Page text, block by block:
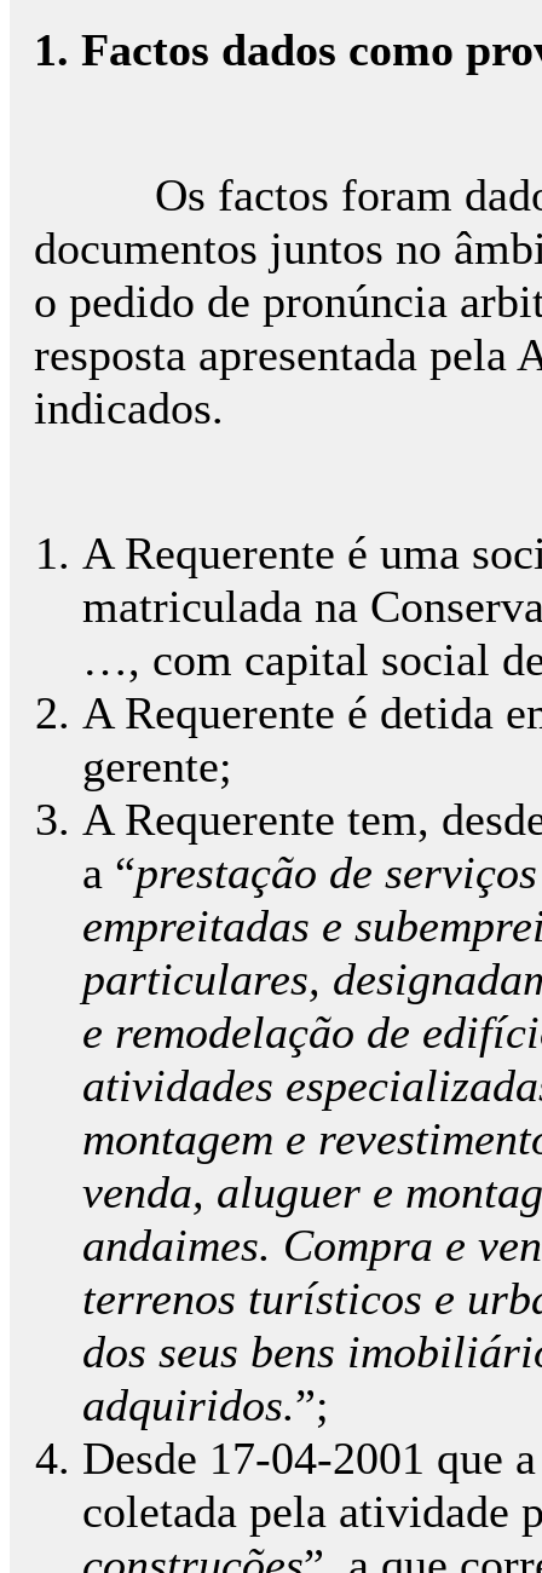
1. Factos dados como
Os factos foram dados
documentos juntos no
o pedido de pronúncia
resposta apresentada pela
indicados.
A Requerente é uma
matriculada na
…, com capital social
A Requerente é detida
gerente;
A Requerente tem,
a “prestação de
empreitadas e
particulares,
e remodelação de
atividades
montagem e
venda, aluguer e
andaimes. Compra e
terrenos turísticos e
dos seus bens
adquiridos.”;
Desde 17-04-2001 que
coletada pela atividade